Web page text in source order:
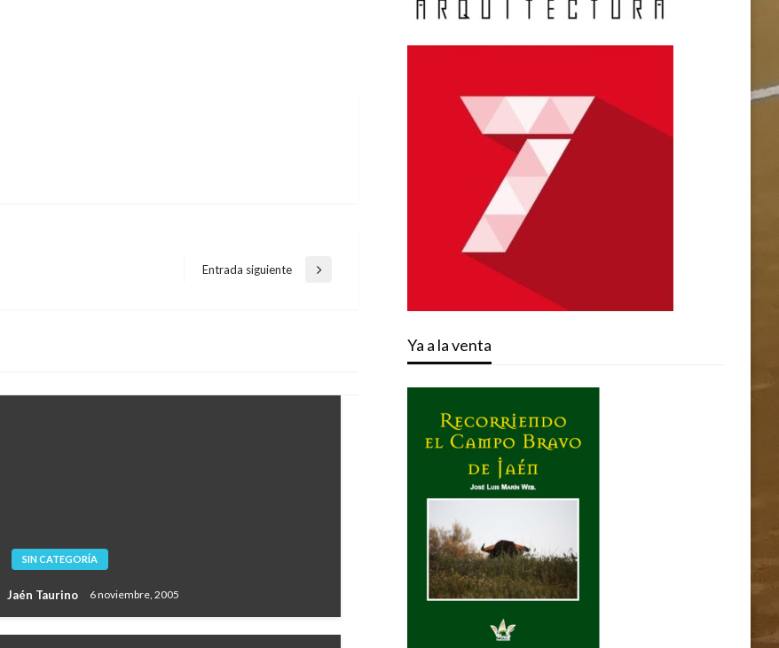
Entrada
Entrada siguiente
SIN CATEGORÍA
Jaén Taurino 6 noviembre, 2005
Ya a la venta